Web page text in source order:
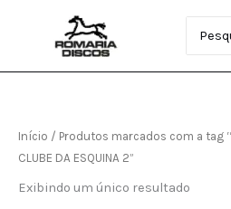
conteúdo
Início / Produtos marcados com a tag
CLUBE DA ESQUINA 2”
Exibindo um único resultado